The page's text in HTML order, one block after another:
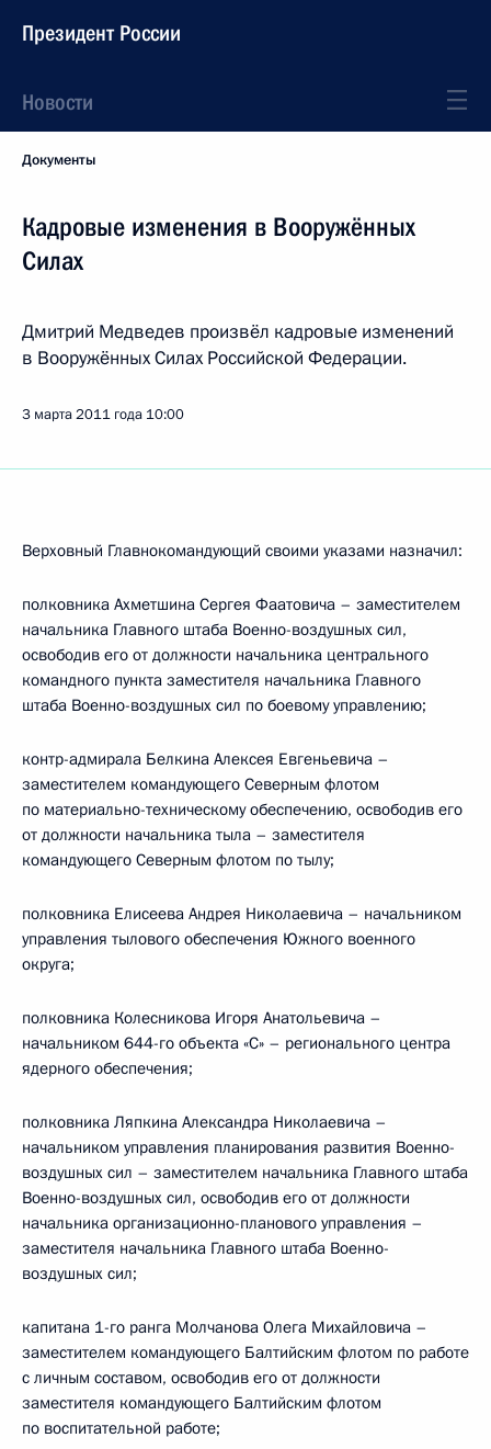
Президент России
Новости
Документы
Кадровые изменения в Вооружённых
Силах
Дмитрий Медведев произвёл кадровые изменений
в Вооружённых Силах Российской Федерации.
3 марта 2011 года 10:00
Верховный Главнокомандующий своими указами назначил:
полковника Ахметшина Сергея Фаатовича – заместителем
начальника Главного штаба Военно-воздушных сил,
освободив его от должности начальника центрального
командного пункта заместителя начальника Главного
штаба Военно-воздушных сил по боевому управлению;
контр-адмирала Белкина Алексея Евгеньевича –
заместителем командующего Северным флотом
по материально-техническому обеспечению, освободив его
от должности начальника тыла – заместителя
командующего Северным флотом по тылу;
полковника Елисеева Андрея Николаевича – начальником
управления тылового обеспечения Южного военного
округа;
полковника Колесникова Игоря Анатольевича –
начальником 644-го объекта «С» – регионального центра
ядерного обеспечения;
полковника Ляпкина Александра Николаевича –
начальником управления планирования развития Военно-
воздушных сил – заместителем начальника Главного штаба
Военно-воздушных сил, освободив его от должности
начальника организационно-планового управления –
заместителя начальника Главного штаба Военно-
воздушных сил;
капитана 1-го ранга Молчанова Олега Михайловича –
заместителем командующего Балтийским флотом по работе
с личным составом, освободив его от должности
заместителя командующего Балтийским флотом
по воспитательной работе;